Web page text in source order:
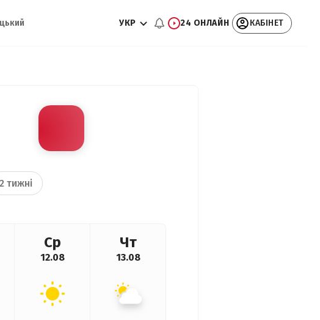
УКР 24 ОНЛАЙН КАБІНЕТ
2 тижні
Ср
12.08
Чт
13.08